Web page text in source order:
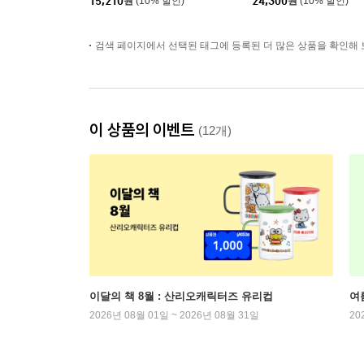
검색 페이지에서 선택된 태그에 등록된 더 많은 상품을 확인해
이 상품의 이벤트 (12개)
이달의 책 8월 : 산리오캐릭터즈 유리컵
2026년 08월 01일 ~ 2026년 08월 31일
여